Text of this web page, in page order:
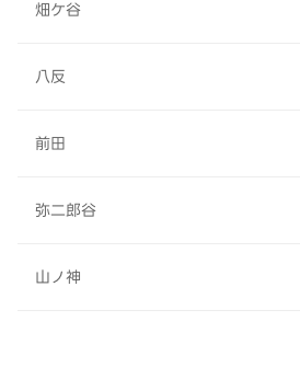
畑ケ谷
八反
前田
弥二郎谷
山ノ神